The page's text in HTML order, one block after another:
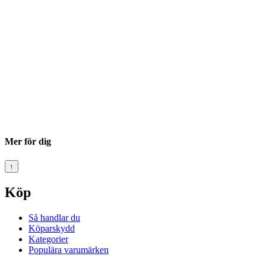
Mer för dig
↑
Köp
Så handlar du
Köparskydd
Kategorier
Populära varumärken